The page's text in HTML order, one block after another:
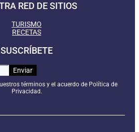
RED DE SITIOS
TURISMO
RECETAS
SUSCRÍBETE
términos y el acuerdo de Política de
Privacidad.